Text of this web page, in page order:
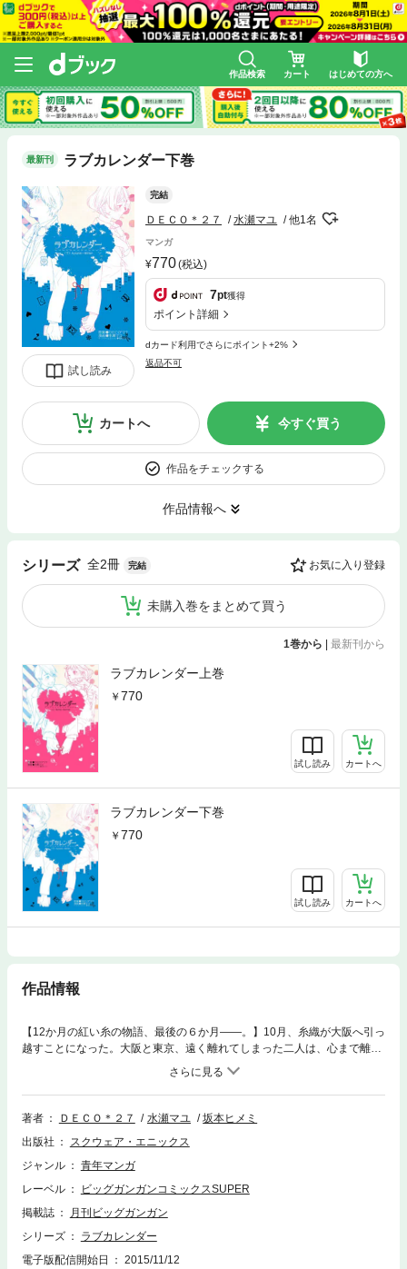
作品検索 カート はじめての方へ
最新刊 ラブカレンダー下巻
試し読み
完結
ＤＥＣＯ＊２７ 水瀬マユ 他1名
マンガ
770(税込)
7pt獲得
ポイント詳細
dカード利用でさらにポイント+2%
返品不可
カートへ 今すぐ買う
作品をチェックする
作品情報へ
シリーズ 全2冊 完結 お気に入り登録
未購入巻をまとめて買う
1巻から | 最新刊から
ラブカレンダー上巻
770
試し読み カートへ
ラブカレンダー下巻
770
試し読み カートへ
作品情報
【12か月の紅い糸の物語、最後の６か月――。】10月、糸織が大阪へ引っ
越すことになった。大阪と東京、遠く離れてしまった二人は、心まで離れ
てしまわないよう願うが…。想いを込めた砂時計、二人で感じるイルミネ
ーション…。帰る場所は互いの心だと、分かっていたはずの二人が過ご
す、最後の６か月――。(C)Pinc Inc. / U/M/A/A Inc. (C)2013 Mayu Minase
著者
ＤＥＣＯ＊２７ 水瀬マユ
坂本ヒメミ
出版社
スクウェア・エニックス
ジャンル
青年マンガ
レーベル
ビッグガンガンコミックスSUPER
掲載誌
月刊ビッグガンガン
シリーズ
ラブカレンダー
電子版配信開始日
2015/11/12